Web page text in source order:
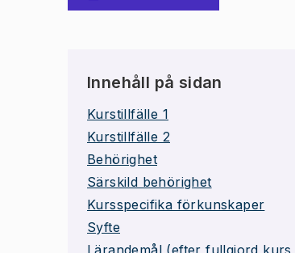
Innehåll på sidan
Kurstillfälle 1
Kurstillfälle 2
Behörighet
Särskild behörighet
Kursspecifika förkunskaper
Syfte
Lärandemål (efter fullgjord kurs